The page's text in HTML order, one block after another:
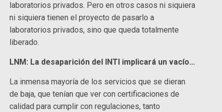
laboratorios privados. Pero en otros casos ni siquiera
ni siquiera tienen el proyecto de pasarlo a
laboratorios privados, sino que queda totalmente
liberado.
LNM: La desaparición del INTI implicará un vacío…
La inmensa mayoría de los servicios que se dieran
de baja, que tenían que ver con certificaciones de
calidad para cumplir con regulaciones, tanto